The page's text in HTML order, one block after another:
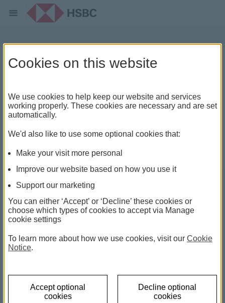
家庭时间的重要
面对繁忙的工作和其他生活责任，您很难可以享受优质
不到做什么，不妨参考我们的建议活动。
增加文化氛围
英国华威大学（University of Warwick）一项研究发现
Cookies on this website
We use cookies to help keep our website and services
working properly. These cookies are necessary and are set
automatically.
We'd also like to use some optional cookies that:
Make your visit more personal
Improve our website based on how you use it
Support our marketing
You can either ‘Accept’ or ‘Decline’ these cookies or
choose which types of cookies to accept via Manage
cookie settings
To learn more about how we use cookies, visit our Cookie
Notice.
Accept optional
cookies
Decline optional
cookies